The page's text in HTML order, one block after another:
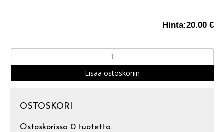
Hinta:20.00 €
OSTOSKORI
Ostoskorissa 0 tuotetta.